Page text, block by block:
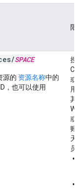
限
SPACE
源的 资源名称中的
，也可以使用
授
或
用
其
或
账
天
员